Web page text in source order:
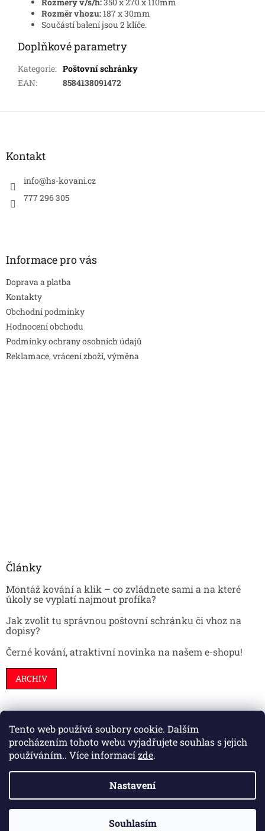
Tento web používá soubory cookie. Dalším
procházením tohoto webu vyjadřujete souhlas s jejich
používáním.. Více informacízde.
Nastavení
Souhlasím
Rozměr vhozu:187 x 30mm
Součástí balení jsou 2 klíče.
Doplňkové parametry
Kategorie: Poštovní schránky
EAN: 8584138091472
Z
Kontakt
info@hs-kovani.cz
777 296 305
Informace pro vás
Doprava a platba
Kontakty
Obchodní podmínky
Hodnocení obchodu
Podmínky ochrany osobních údajů
Reklamace, vrácení zboží, výměna
Články
Montáž kování a klik – co zvládnete sami a na které
úkoly se vyplatí najmout profíka?
Jak zvolit tu správnou poštovní schránku či vhoz na
dopisy?
Černé kování, atraktivní novinka na našem e-shopu!
ARCHIV
Stavební pouzdra Interiéry Dveře
Vytvořil Shoptet
HS kování. Všechna práva vyhrazena.